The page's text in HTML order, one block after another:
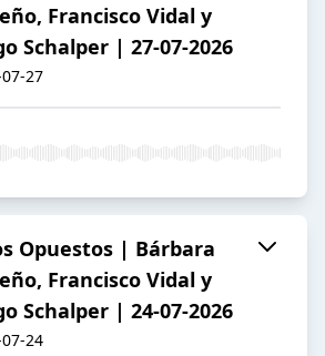
Francisco Vidal y
Schalper | 27-07-2026
27
Opuestos | Bárbara
Francisco Vidal y
Schalper | 24-07-2026
24